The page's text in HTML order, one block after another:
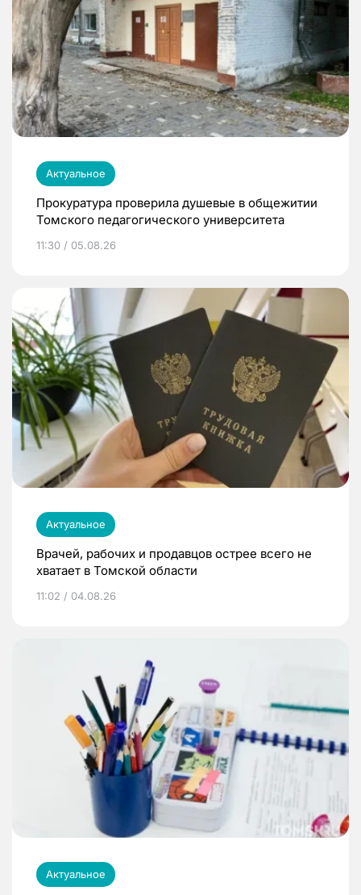
Актуальное
Прокуратура проверила душевые в общежитии
Томского педагогического университета
11:30 / 05.08.26
Актуальное
Врачей, рабочих и продавцов острее всего не
хватает в Томской области
11:02 / 04.08.26
Актуальное